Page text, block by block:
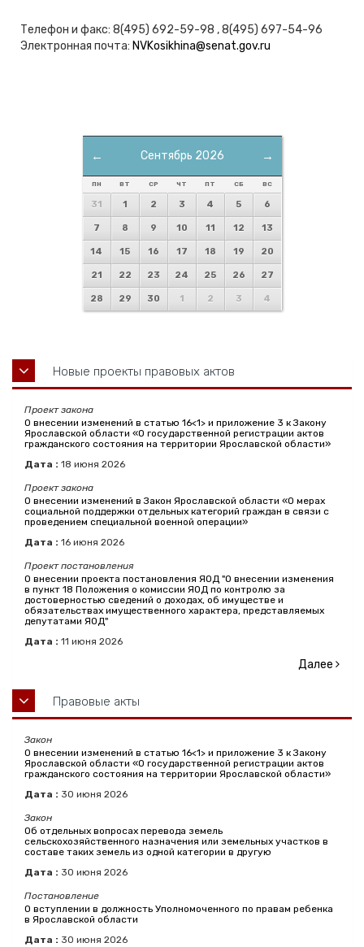
Телефон и факс: 8(495) 692-59-98 , 8(495) 697-54-96
Электронная почта: NVKosikhina@senat.gov.ru
← →
Сентябрь 2026
ПН ВТ СР ЧТ ПТ СБ ВС
31 1 2 3 4 5 6
7 8 9 10 11 12 13
14 15 16 17 18 19 20
21 22 23 24 25 26 27
28 29 30 1 2 3 4
Новые проекты правовых актов
Проект закона
О внесении изменений в статью 16<1> и приложение 3 к Закону
Ярославской области «О государственной регистрации актов
гражданского состояния на территории Ярославской области»
Дата : 18 июня 2026
Проект закона
О внесении изменений в Закон Ярославской области «О мерах
социальной поддержки отдельных категорий граждан в связи с
проведением специальной военной операции»
Дата : 16 июня 2026
Проект постановления
О внесении проекта постановления ЯОД "О внесении изменения
в пункт 18 Положения о комиссии ЯОД по контролю за
достоверностью сведений о доходах, об имуществе и
обязательствах имущественного характера, представляемых
депутатами ЯОД"
Дата : 11 июня 2026
Далее
Правовые акты
Закон
О внесении изменений в статью 16<1> и приложение 3 к Закону
Ярославской области «О государственной регистрации актов
гражданского состояния на территории Ярославской области»
Дата : 30 июня 2026
Закон
Об отдельных вопросах перевода земель
сельскохозяйственного назначения или земельных участков в
составе таких земель из одной категории в другую
Дата : 30 июня 2026
Постановление
О вступлении в должность Уполномоченного по правам ребенка
в Ярославской области
Дата : 30 июня 2026